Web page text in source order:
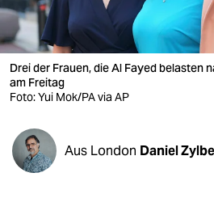
wahrheit
verlag
verlag
shop
fragen & hilfe
Drei der Frauen, die Al Fayed belasten
am Freitag
Foto: Yui Mok/PA via AP
Aus London Daniel